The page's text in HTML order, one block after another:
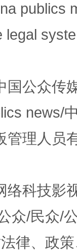
publics
legal
国公众传
news/
管理人员
络科技影
众/民众/
律、政